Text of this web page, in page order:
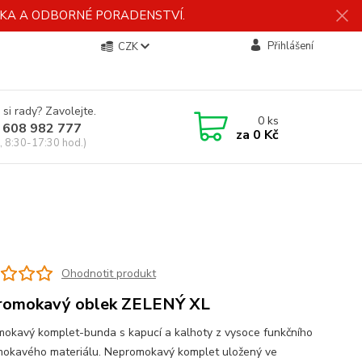
A ODBORNÉ PORADENSTVÍ.
CZK Přihlášení
rady? Zavolejte.
982 777
8:30-17:30 hod.)
0ks
za 0 Kč
Ohodnotit produkt
oblek ZELENÝ XL
komplet-bunda s kapucí a kalhoty z vysoce funkčního
materiálu. Nepromokavý komplet uložený ve